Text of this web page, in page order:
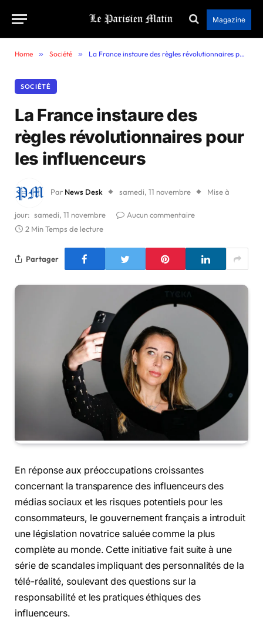
Magazine
Home » Société » La France instaure des règles révolutionnaires pour les influenceurs
SOCIÉTÉ
La France instaure des
règles révolutionnaires pour
les influenceurs
Par News Desk samedi, 11 novembre Mise à
jour: samedi, 11 novembre
Aucun commentaire
2 Min Temps de lecture
Partager
En réponse aux préoccupations croissantes
concernant la transparence des influenceurs des
médias sociaux et les risques potentiels pour les
consommateurs, le gouvernement français a introduit
une législation novatrice saluée comme la plus
complète au monde. Cette initiative fait suite à une
série de scandales impliquant des personnalités de la
télé-réalité, soulevant des questions sur la
responsabilité et les pratiques éthiques des
influenceurs.